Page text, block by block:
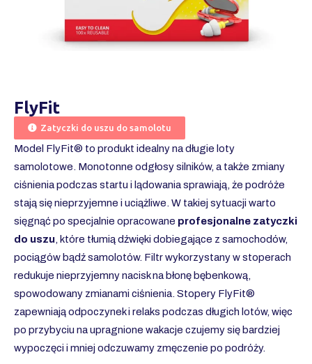
FlyFit
Zatyczki do uszu do samolotu
Model FlyFit® to produkt idealny na długie loty
samolotowe. Monotonne odgłosy silników, a także zmiany
ciśnienia podczas startu i lądowania sprawiają, że podróże
stają się nieprzyjemne i uciążliwe. W takiej sytuacji warto
sięgnąć po specjalnie opracowane profesjonalne zatyczki
do uszu , które tłumią dźwięki dobiegające z samochodów,
pociągów bądź samolotów. Filtr wykorzystany w stoperach
redukuje nieprzyjemny nacisk na błonę bębenkową,
spowodowany zmianami ciśnienia. Stopery FlyFit®
zapewniają odpoczynek i relaks podczas długich lotów, więc
po przybyciu na upragnione wakacje czujemy się bardziej
wypoczęci i mniej odczuwamy zmęczenie po podróży.